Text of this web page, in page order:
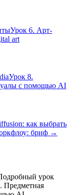
Урок 6. Арт-
art
Урок 8.
с помощью AI
как выбрать
бриф →
урок
Предметная